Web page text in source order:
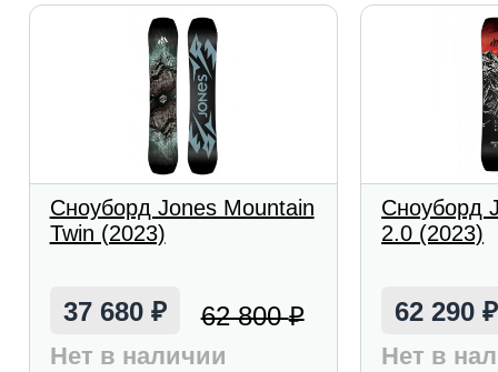
Сноуборд Jones Mountain
Twin (2023)
37 680 ₽ 62 800₽
Нет в наличии
Сноуборд
2.0 (2023)
62 290₽
Нет в